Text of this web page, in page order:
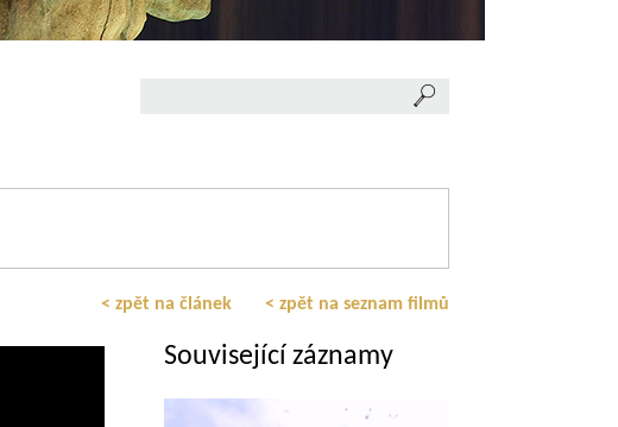
< zpět na článek < zpět na seznam filmů
Související záznamy